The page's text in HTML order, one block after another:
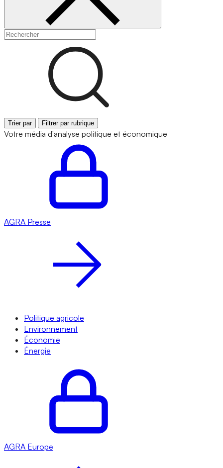
Trier par Filtrer par rubrique
Votre média d'analyse politique et économique
AGRA Presse
Politique agricole
Environnement
Économie
Énergie
AGRA Europe